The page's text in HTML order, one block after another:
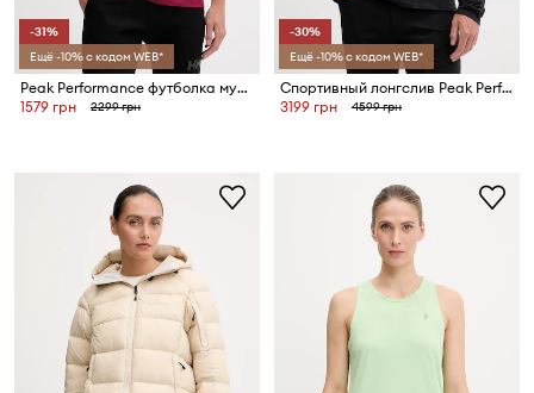
-31%
Ещё -10% с кодом WEB*
Peak Performance футболка мужская Explore Graphic
1579 грн
2299 грн
-30%
Ещё -10% с кодом WEB*
Спортивный лонгслив Peak Performance
3199 грн
4599 грн